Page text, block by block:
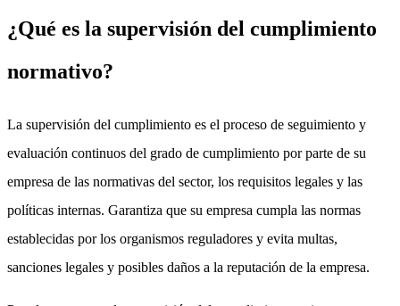
¿Qué es la supervisión del cumplimiento
normativo?
La supervisión del cumplimiento es el proceso de seguimiento y
evaluación continuos del grado de cumplimiento por parte de su
empresa de las normativas del sector, los requisitos legales y las
políticas internas. Garantiza que su empresa cumpla las normas
establecidas por los organismos reguladores y evita multas,
sanciones legales y posibles daños a la reputación de la empresa.